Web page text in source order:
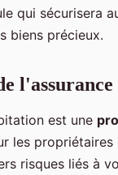
qui sécurisera
biens précieux.
est une
les propriétaires
risques liés à